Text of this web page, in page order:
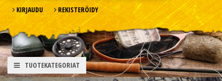
KIRJAUDU REKISTERÖIDY
TUOTEKATEGORIAT